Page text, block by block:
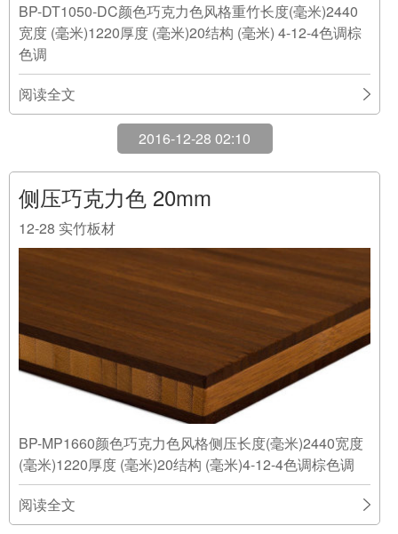
BP-DT1050-DC颜色巧克力色风格重竹长度(毫米)2440
宽度 (毫米)1220厚度 (毫米)20结构 (毫米) 4-12-4色调棕
色调
阅读全文
2016-12-28 02:10
侧压巧克力色 20mm
12-28 实竹板材
BP-MP1660颜色巧克力色风格侧压长度(毫米)2440宽度
(毫米)1220厚度 (毫米)20结构 (毫米)4-12-4色调棕色调
阅读全文